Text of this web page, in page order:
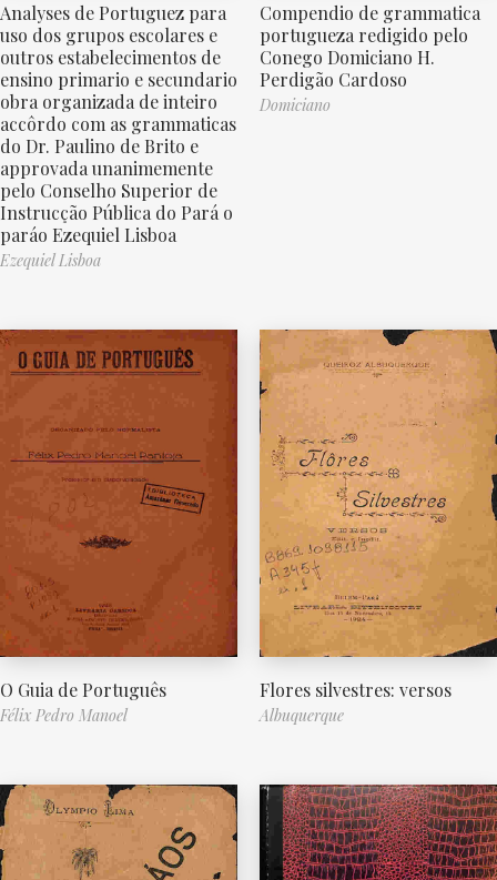
Analyses de Portuguez para
uso dos grupos escolares e
outros estabelecimentos de
ensino primario e secundario
obra organizada de inteiro
accôrdo com as grammaticas
do Dr. Paulino de Brito e
approvada unanimemente
pelo Conselho Superior de
Instrucção Pública do Pará o
paráo Ezequiel Lisboa
Ezequiel Lisboa
Compendio de grammatica
portugueza redigido pelo
Conego Domiciano H.
Perdigão Cardoso
Domiciano
O Guia de Português
Félix Pedro Manoel
Flores silvestres: versos
Albuquerque